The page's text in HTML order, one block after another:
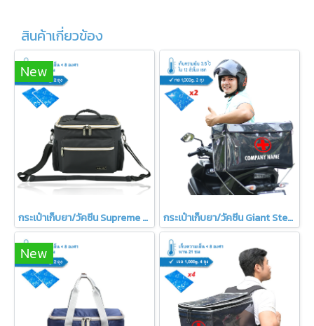
สินค้าเกี่ยวข้อง
New
กระเป๋าเก็บยา/วัคซีน Supreme B-KOOL กระเป๋าเก็บยา/วัคซีน Giant Steel B-KOOL
New